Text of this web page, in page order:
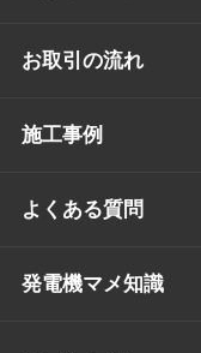
お取引の流れ
施工事例
よくある質問
発電機マメ知識